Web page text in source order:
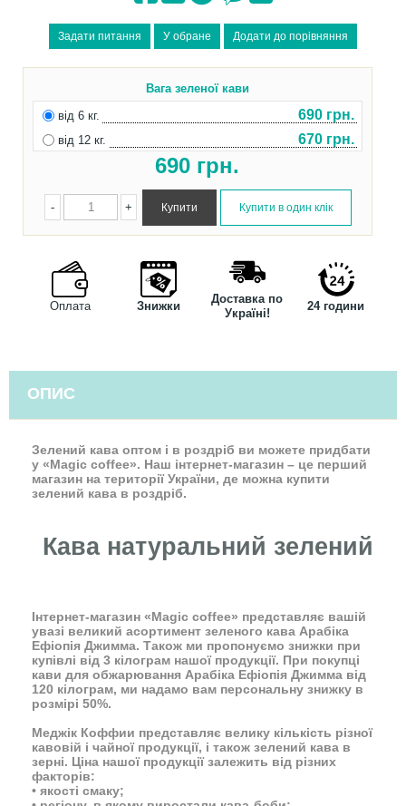
Вага зеленої кави
від 6 кг.
690 грн.
від 12 кг. 670 грн.
690 грн.
+
-
Оплата Знижки
Доставка по
Україні!
24 години
ОПИС
Зелений кава оптом і в роздріб ви можете придбати
у «Magic coffee». Наш інтернет-магазин – це перший
магазин на території України, де можна купити
зелений кава в роздріб.
Кава натуральний зелений
Інтернет-магазин «Magic coffee» представляє вашій
увазі великий асортимент зеленого кава Арабіка
Ефіопія Джимма. Також ми пропонуємо знижки при
купівлі від 3 кілограм нашої продукції. При покупці
кави для обжарювання Арабіка Ефіопія Джимма від
120 кілограм, ми надамо вам персональну знижку в
розмірі 50%.
Меджік Коффии представляє велику кількість різної
кавовій і чайної продукції, і також зелений кава в
зерні. Ціна нашої продукції залежить від різних
факторів:
• якості смаку;